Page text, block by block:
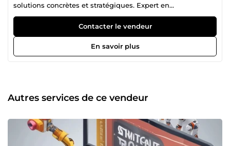
solutions concrètes et stratégiques. Expert en
programmation algorithmique, apprentissage
automatique et conception de stratégies de trading
automatisées, je crée des outils capables d’anticiper les
marchés et de révéler de véritables opportunités. Depuis
cinq ans, je collabore avec Victor au développement de
et à analyser les dynamiques financières pour prendre une
longueur d’avance. Mon expertise en trading
robots et indicateurs avancés, tout en transmettant les
méthodes nécessaires pour aider traders débutants et
expérimentés à bâtir des stratégies efficaces et durables.
Contacter le vendeur
En savoir plus
Autres services de ce vendeur